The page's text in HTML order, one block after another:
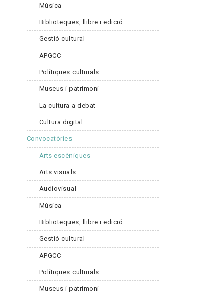
Música
Biblioteques, llibre i edició
Gestió cultural
APGCC
Polítiques culturals
Museus i patrimoni
La cultura a debat
Cultura digital
Convocatòries
Arts escèniques
Arts visuals
Audiovisual
Música
Biblioteques, llibre i edició
Gestió cultural
APGCC
Polítiques culturals
Museus i patrimoni